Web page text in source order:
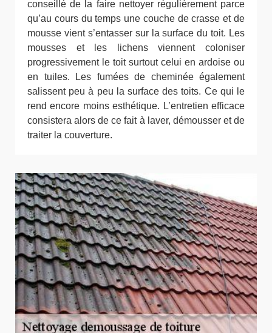
conseillé de la faire nettoyer régulièrement parce
qu’au cours du temps une couche de crasse et de
mousse vient s’entasser sur la surface du toit. Les
mousses et les lichens viennent coloniser
progressivement le toit surtout celui en ardoise ou
en tuiles. Les fumées de cheminée également
salissent peu à peu la surface des toits. Ce qui le
rend encore moins esthétique. L’entretien efficace
consistera alors de ce fait à laver, démousser et de
traiter la couverture.